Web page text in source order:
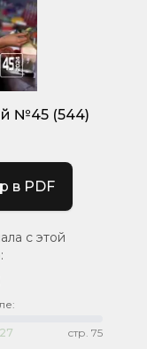
№45 (544)
в PDF
с этой
:
стр. 75